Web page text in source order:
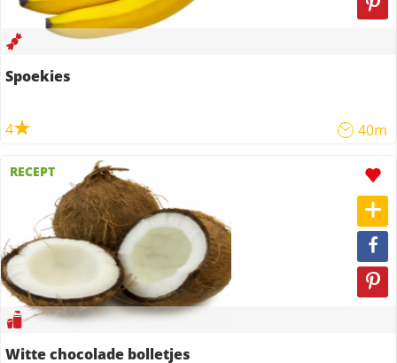
Spoekies
4 40m
RECEPT
Witte chocolade bolletjes